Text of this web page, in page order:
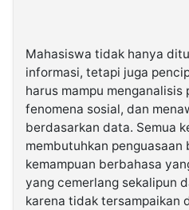
Mahasiswa tidak hanya
informasi, tetapi juga
harus mampu
fenomena sosial, dan
berdasarkan data. Semua
membutuhkan penguasaan
kemampuan berbahasa
yang cemerlang sekalipun
karena tidak tersampaikan